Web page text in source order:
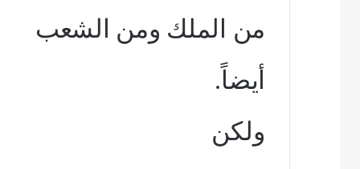
من الملك ومن الشعب
أيضاً.
ولكن